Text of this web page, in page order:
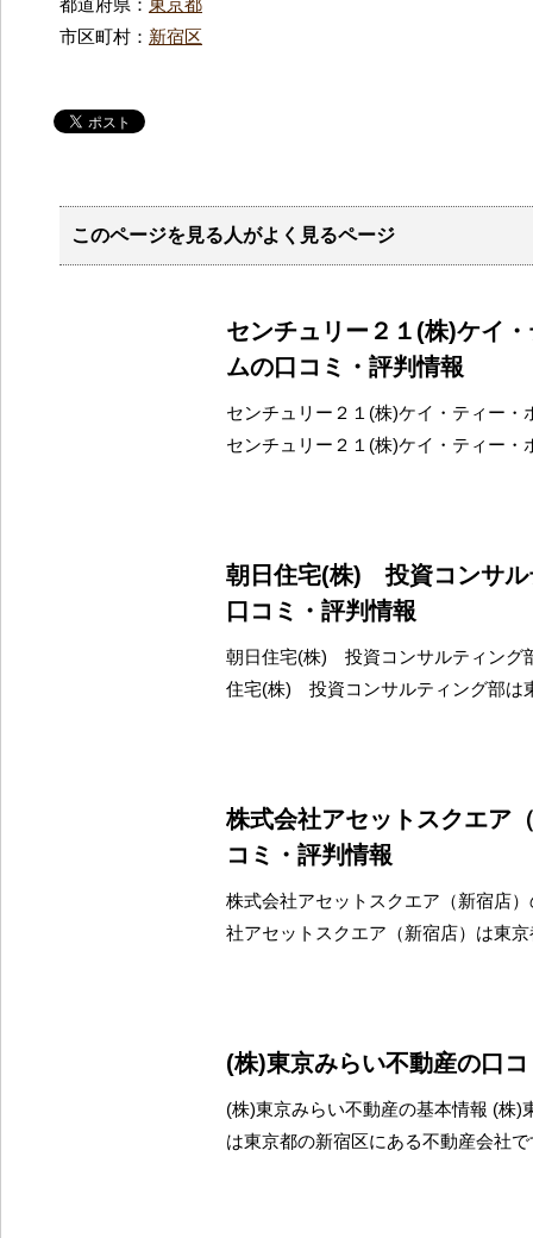
市区町村： 新宿区
このページを見る人がよく見るページ
センチュリー２１(株)ケイ
ムの口コミ・評判情報
センチュリー２１(株)ケイ・ティー・
センチュリー２１(株)ケイ・ティー・
朝日住宅(株) 投資コンサル
口コミ・評判情報
朝日住宅(株) 投資コンサルティング
住宅(株) 投資コンサルティング部は
株式会社アセットスクエア
コミ・評判情報
株式会社アセットスクエア（新宿店
社アセットスクエア（新宿店）は東
(株)東京みらい不動産の口
(株)東京みらい不動産の基本情報 (株)
は東京都の新宿区にある不動産会社